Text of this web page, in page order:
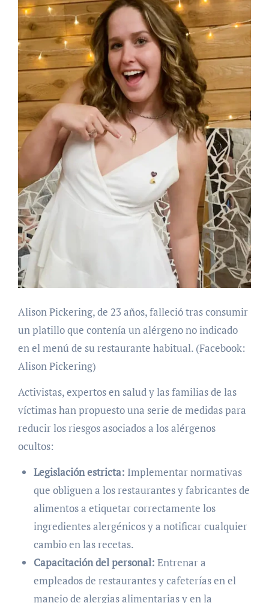
Alison Pickering, de 23 años, falleció tras consumir
un platillo que contenía un alérgeno no indicado
en el menú de su restaurante habitual. (Facebook:
Alison Pickering)
Activistas, expertos en salud y las familias de las
víctimas han propuesto una serie de medidas para
reducir los riesgos asociados a los alérgenos
ocultos:
Legislación estricta: Implementar normativas
que obliguen a los restaurantes y fabricantes de
alimentos a etiquetar correctamente los
ingredientes alergénicos y a notificar cualquier
cambio en las recetas.
Capacitación del personal: Entrenar a
empleados de restaurantes y cafeterías en el
manejo de alergias alimentarias y en la